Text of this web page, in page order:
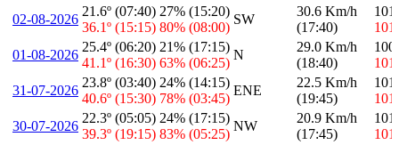
02-08-2026
21.6º (07:40)
36.1º (15:15)
27% (15:20)
80% (08:00)
SW
30.6 Km/h
(17:40)
01-08-2026
25.4º (06:20)
41.1º (16:30)
21% (17:15)
63% (06:25)
N
29.0 Km/h
(18:40)
31-07-2026
23.8º (03:40)
40.6º (15:30)
24% (14:15)
78% (03:45)
ENE
22.5 Km/h
(19:45)
30-07-2026
22.3º (05:05)
39.3º (19:15)
24% (17:15)
83% (05:25)
NW
20.9 Km/h
(17:45)